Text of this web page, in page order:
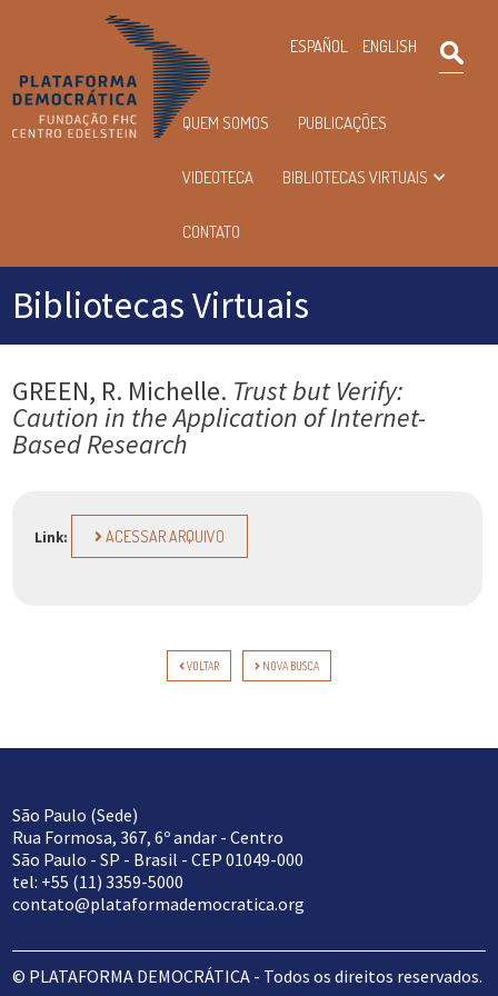
ESPAÑOL ENGLISH
Menu
principal
QUEM SOMOS PUBLICAÇÕES
VIDEOTECA BIBLIOTECAS VIRTUAIS
CONTATO
Bibliotecas Virtuais
GREEN, R. Michelle. Trust but Verify:
Caution in the Application of Internet-
Based Research
Link: ACESSAR ARQUIVO
VOLTAR NOVA BUSCA
São Paulo (Sede)
Rua Formosa, 367, 6º andar - Centro
São Paulo - SP - Brasil - CEP 01049-000
tel: +55 (11) 3359-5000
contato@plataformademocratica.org
© PLATAFORMA DEMOCRÁTICA - Todos os direitos reservados.